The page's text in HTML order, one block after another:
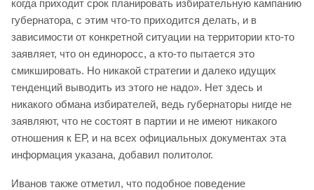
когда приходит срок планировать избирательную кампанию
губернатора, с этим что-то приходится делать, и в
зависимости от конкретной ситуации на территории кто-то
заявляет, что он единоросс, а кто-то пытается это
смикшировать. Но никакой стратегии и далеко идущих
тенденций выводить из этого не надо». Нет здесь и
никакого обмана избирателей, ведь губернаторы нигде не
заявляют, что не состоят в партии и не имеют никакого
отношения к ЕР, и на всех официальных документах эта
информация указана, добавил политолог.
Иванов также отметил, что подобное поведение